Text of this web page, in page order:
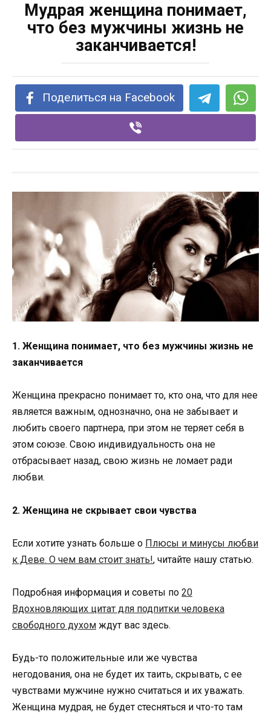
Мудрая женщина понимает,
что без мужчины жизнь не
заканчивается!
Поделиться на Facebook
1. Женщина понимает, что без мужчины жизнь не
заканчивается
Женщина прекрасно понимает то, кто она, что для нее
является важным, однозначно, она не забывает и
любить своего партнера, при этом не теряет себя в
этом союзе. Свою индивидуальность она не
отбрасывает назад, свою жизнь не ломает ради
любви.
2. Женщина не скрывает свои чувства
Если хотите узнать больше о Плюсы и минусы любви
к Деве. О чем вам стоит знать!, читайте нашу статью.
Подробная информация и советы по 20
Вдохновляющих цитат для подпитки человека
свободного духом ждут вас здесь.
Будь-то положительные или же чувства
негодования, она не будет их таить, скрывать, с ее
чувствами мужчине нужно считаться и их уважать.
Женщина мудрая, не будет стесняться и что-то там